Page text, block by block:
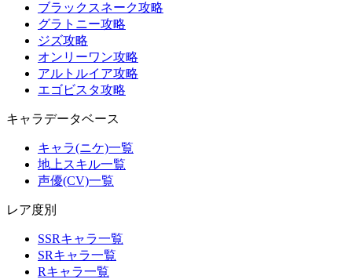
ブラックスネーク攻略
グラトニー攻略
ジズ攻略
オンリーワン攻略
アルトルイア攻略
エゴビスタ攻略
キャラデータベース
キャラ(ニケ)一覧
地上スキル一覧
声優(CV)一覧
レア度別
SSRキャラ一覧
SRキャラ一覧
Rキャラ一覧